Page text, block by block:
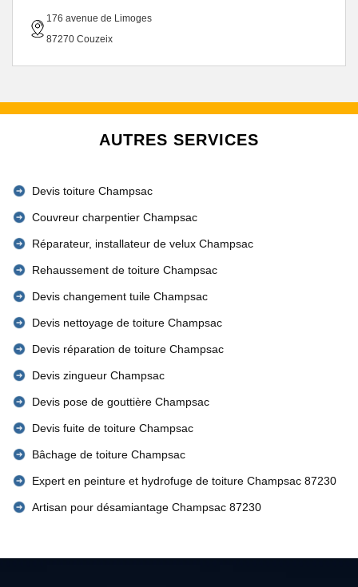
176 avenue de Limoges
87270 Couzeix
AUTRES SERVICES
Devis toiture Champsac
Couvreur charpentier Champsac
Réparateur, installateur de velux Champsac
Rehaussement de toiture Champsac
Devis changement tuile Champsac
Devis nettoyage de toiture Champsac
Devis réparation de toiture Champsac
Devis zingueur Champsac
Devis pose de gouttière Champsac
Devis fuite de toiture Champsac
Bâchage de toiture Champsac
Expert en peinture et hydrofuge de toiture Champsac 87230
Artisan pour désamiantage Champsac 87230